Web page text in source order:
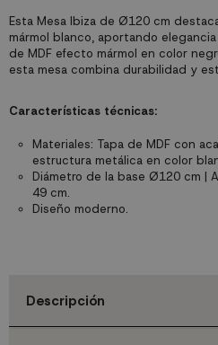
Esta Mesa Ibiza de Ø120 cm
mármol blanco, aportando
de MDF efecto mármol en color
esta mesa combina durabilidad y
Características técnicas:
Materiales: Tapa de MDF con
estructura metálica en color
Diámetro de la base Ø120 cm |
49 cm.
Diseño moderno.
Descripción